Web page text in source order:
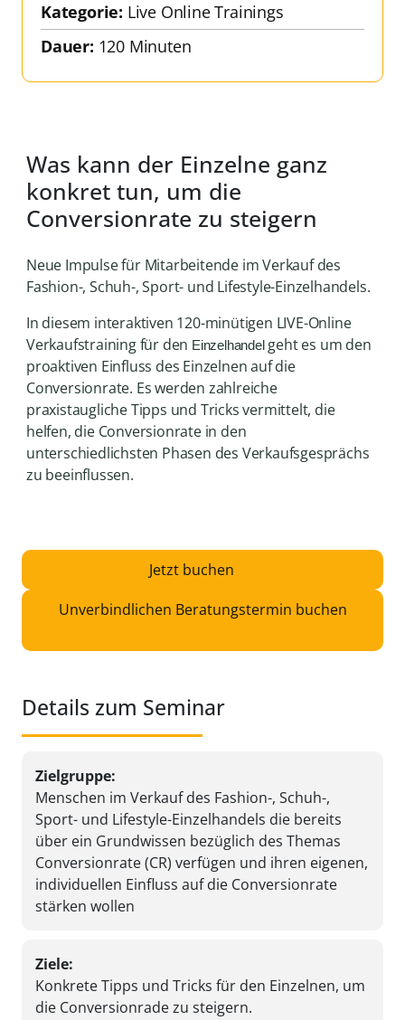
Kategorie: Live Online Trainings
Dauer: 120 Minuten
Was kann der Einzelne ganz
konkret tun, um die
Conversionrate zu steigern
Neue Impulse für Mitarbeitende im Verkauf des
Fashion-, Schuh-, Sport- und Lifestyle-Einzelhandels.
In diesem interaktiven 120-minütigen LIVE-Online
Verkaufstraining für den Einzelhandel geht es um den
proaktiven Einfluss des Einzelnen auf die
Conversionrate. Es werden zahlreiche
praxistaugliche Tipps und Tricks vermittelt, die
helfen, die Conversionrate in den
unterschiedlichsten Phasen des Verkaufsgesprächs
zu beeinflussen.
Jetzt buchen
Unverbindlichen Beratungstermin buchen
Details zum Seminar
Zielgruppe:
Menschen im Verkauf des Fashion-, Schuh-,
Sport- und Lifestyle-Einzelhandels die bereits
über ein Grundwissen bezüglich des Themas
Conversionrate (CR) verfügen und ihren eigenen,
individuellen Einfluss auf die Conversionrate
stärken wollen
Ziele:
Konkrete Tipps und Tricks für den Einzelnen, um
die Conversionrade zu steigern.